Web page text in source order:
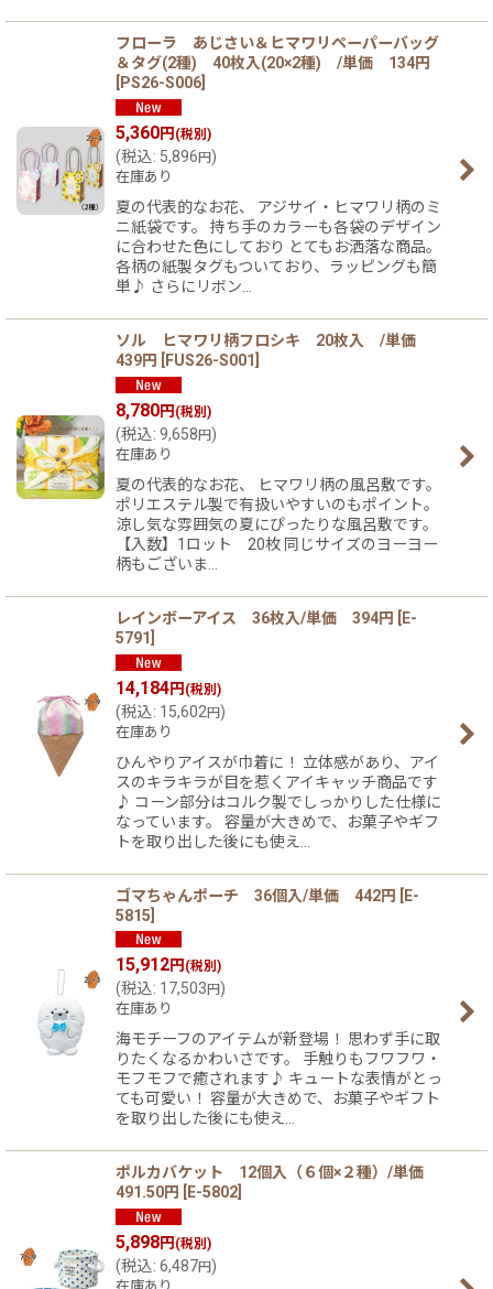
フローラ あじさい＆ヒマワリペーパーバッグ
＆タグ(2種) 40枚入(20×2種) /単価 134円
PS26-S006
5,360円 (税別)
(税込: 5,896 円 )
在庫あり
夏の代表的なお花、 アジサイ・ヒマワリ柄のミ
ニ紙袋です。 持ち手のカラーも各袋のデザイン
に合わせた色にしており とてもお洒落な商品。
各柄の紙製タグもついており、ラッピングも簡
単♪ さらにリボン…
ソル ヒマワリ柄フロシキ 20枚入 /単価
439円
FUS26-S001
8,780円 (税別)
(税込: 9,658円)
在庫あり
夏の代表的なお花、 ヒマワリ柄の風呂敷です。
ポリエステル製で有扱いやすいのもポイント。
涼し気な雰囲気の夏にぴったりな風呂敷です。
【入数】1ロット 20枚 同じサイズのヨーヨー
柄もございま…
レインボーアイス 36枚入/単価 394円
E-
5791
14,184円(税別)
(税込: 15,602円)
在庫あり
ひんやりアイスが巾着に！ 立体感があり、アイ
スのキラキラが目を惹くアイキャッチ商品です
♪ コーン部分はコルク製でしっかりした仕様に
なっています。 容量が大きめで、お菓子やギフ
トを取り出した後にも使え…
ゴマちゃんポーチ 36個入/単価 442円 [E-
5815]
15,912円 (税別)
(税込: 17,503 円 )
在庫あり
海モチーフのアイテムが新登場！ 思わず手に取
りたくなるかわいさです。 手触りもフワフワ・
モフモフで癒されます♪ キュートな表情がとっ
ても可愛い！ 容量が大きめで、お菓子やギフト
を取り出した後にも使え…
ポルカバケット 12個入（６個×２種）/単価
491.50円
E-5802
5,898円 (税別)
(税込: 6,487円 )